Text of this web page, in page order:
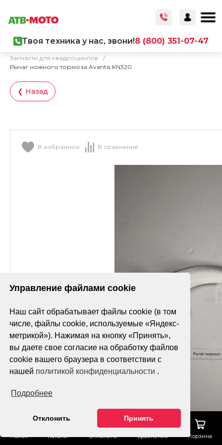
Управление файлами cookie
Наш сайт обрабатывает файлы cookie (в том
числе, файлы cookie, используемые «Яндекс-
метрикой»). Нажимая на кнопку «Принять»,
вы даете свое согласие на обработку файлов
cookie вашего браузера в соответствии с
нашей политикой конфиденциальности .
Подробнее
Отклонить Принять
Поиск Каталог Отложено Сравнение Корзина
Твоя техника у нас, звони!8 (800) 351-07-47
Запчасти для квадроциклов
/
Рычаг ножного тормоза Avantis KN320
❮ Назад
В избранное В сравнение